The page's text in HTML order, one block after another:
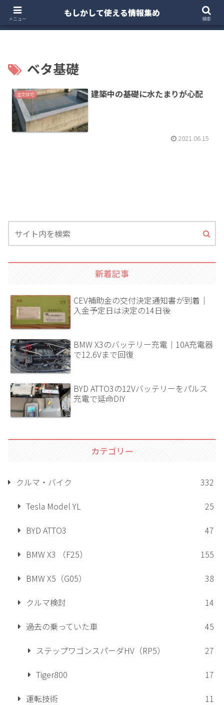
ホーム 注文住宅
ベタ基礎
注文住宅 建築中の基礎に水たまりが心配
2021.06.15
新着記事
CEV補助金の交付決定通知書が到着｜
入金予定日は決定の14日後
BMW X3のバッテリー充電｜10A充電器
で12.6Vまで回復
BYD ATTO3の12Vバッテリーをパルス
充電で延命DIY
カテゴリー
クルマ・バイク
332
Tesla Model YL
25
BYD ATTO3
47
BMW X3 （F25）
155
BMW X5（G05）
38
クルマ検討
14
過去の乗っていた車
45
ステップワゴンスパーダHV（RP5）
27
Tiger800
17
運転技術
11
メニュー
もしかして使える情報集め
検索